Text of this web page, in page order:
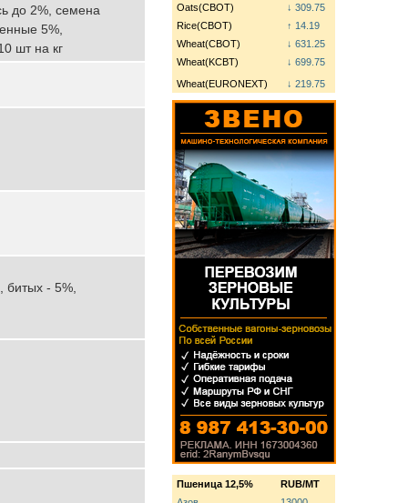
до 2%, семена
5%,
шт на кг
битых - 5%,
Oats(CBOT)
↓ 309.75
Rice(CBOT)
↑ 14.19
Wheat(CBOT)
↓ 631.25
Wheat(KCBT)
↓ 699.75
Wheat(EURONEXT)
↓ 219.75
Пшеница 12,5%
RUB/MT